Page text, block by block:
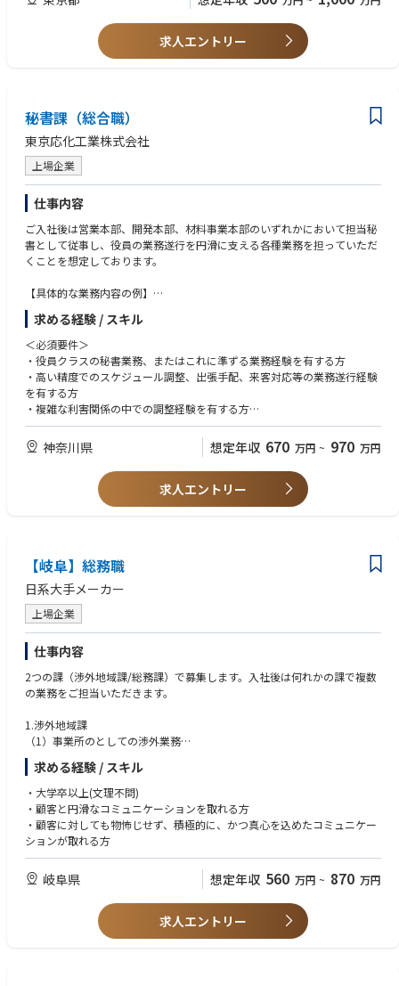
グ、全員が自律駆動しながら、startupのスピード感で事業成長させていま
で大きな裁量が任されます。
■ 受賞歴
EY新日本有限責任監査法人が主催する、革新性／成長性／社会性の視点か
ら今後著しい成長が期待されるスタートアップを表彰する「EY Innovative
Startup 2021」のEnterprise部門を受賞しました。
https://tebiki.co.jp/recruit.html
ス改善に活かす役割も担っています。
・導入初年度のゴール設定、長期活用に向けた活用提案
・機能および各種サービス改善のための、VOCの収集と分析
・VOCマネージメントの中長期的な戦略立案と仕組み化
【ポジションの魅力】
●急成長中のHRテック・人材管理市場で、社会問題の解決に携われる
労働人口減少が避けられない日本において、労働生産性の低さは喫緊の課
題です。働き方改革やDX化の影響に加え、他SaaSと比較しても未導入の
企業が多く非常に伸びしろが多い市場です。 成長市場において、業界・規
模・エリアに捉われず、「生産性向上」「DX」「離職防止」などといった
●正解のないタレントマネジメントだからこそ、課題解決力・提案力が身
につく
お客様ごとに異なる課題を抱えているため、ヒアリングから解決策の実行
に至るまでの課題解決力を養うことができます。 また、カスタマイズ性の
高いプロダクトの活用支援を通し、お客様の「やりたい」へ最適な形で導
くための提案力も磨かれます。
●導入フェーズの専任だからこそ、本当にお客様のためになるサービス改
オンボーディングのプロ集団として密にお客様と関わるポジションである
■BtoB/SaaS領域における顧客の課題解決に向けた折衝経験
■人事部門を対象とした折衝経験
■HR/HRTech領域への深い知見
■マネジメント経験（人数・歴不問）
■社内外問わずステークホルダーと協働し業務遂行が出来る方
■顧客の課題に寄り添った解決策の実行をしていきたい方
求人エントリー
秘書課（総合職）
東京応化工業株式会社
上場企業
仕事内容
ご入社後は営業本部、開発本部、材料事業本部のいずれかにおいて担当秘
書として従事し、役員の業務遂行を円滑に支える各種業務を担っていただ
くことを想定しております。
【具体的な業務内容の例】
・スケジュール調整
・来客、会議対応
・出張手配等の業務
・関係部門および社外関係者との高度な調整、連携
・他拠点への出張（週2～3回程度）を通じた現地対応や情報連携
将来的には社長秘書業務のバックアップも視野に入れています。
【会社の魅力】
・85年以上の歴史がある大手化学メーカー。
・穏やかな社員が多く社員定着率も良く平均勤続年数17.1年です。
・自己資本比率70％超と安定経営を実現。
求める経験 / スキル
＜必須要件＞
・役員クラスの秘書業務、またはこれに準ずる業務経験を有する方
・高い精度でのスケジュール調整、出張手配、来客対応等の業務遂行経験
を有する方
・複雑な利害関係の中での調整経験を有する方
・ビジネスマナーおよび基本的なITリテラシー（Microsoft 365/Outlook、
Teams等）を有する方
・機密情報を適切に取り扱うための倫理観および情報処理、管理能力を有
・英語力を有する方
・上位者視点で物事を先読みし、主体的に課題解決を図る姿勢を取れる方
・社内外関係者との信頼関係を構築できる対人折衝力を有する方
・ホスピタリティ精神がある方
神奈川県 想定年収 670 万円 ~ 970 万円
求人エントリー
【岐阜】総務職
日系大手メーカー
上場企業
仕事内容
2つの課（渉外地域課/総務課）で募集します。入社後は何れかの課で複数
の業務をご担当いただきます。
1.渉外地域課
（1）事業所のとしての渉外業務
①地域のスポーツ/文化活動などを通じた地域貢献策の企画立案・実行、
並びに行政・団体・企業等との連携推進。
②同社・同カンパニーの地域への企業ＰＲ施策の企画立案・実行並びに行
政・団体・企業等との連携推進。
③地域自治体等との防災協定等諸協定の締結・改訂、および災害時の対応
に関する行政との連携・調整。
（2）事業所総務業務
①重要顧客を含む来訪者に対する当日アテンド。
②来訪者の来訪目的に応じた資料作成・スケジュール調整・進行管理。
求める経験 / スキル
・大学卒以上(文理不問)
・顧客と円滑なコミュニケーションを取れる方
・顧客に対しても物怖じせず、積極的に、かつ真心を込めたコミュニケー
ションが取れる方
岐阜県 想定年収 560 万円 ~ 870 万円
求人エントリー